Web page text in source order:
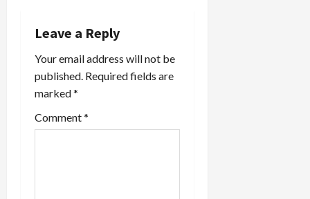
i
g
a
t
Leave a Reply
Your email address will not be
published. Required fields are
marked*
Comment*